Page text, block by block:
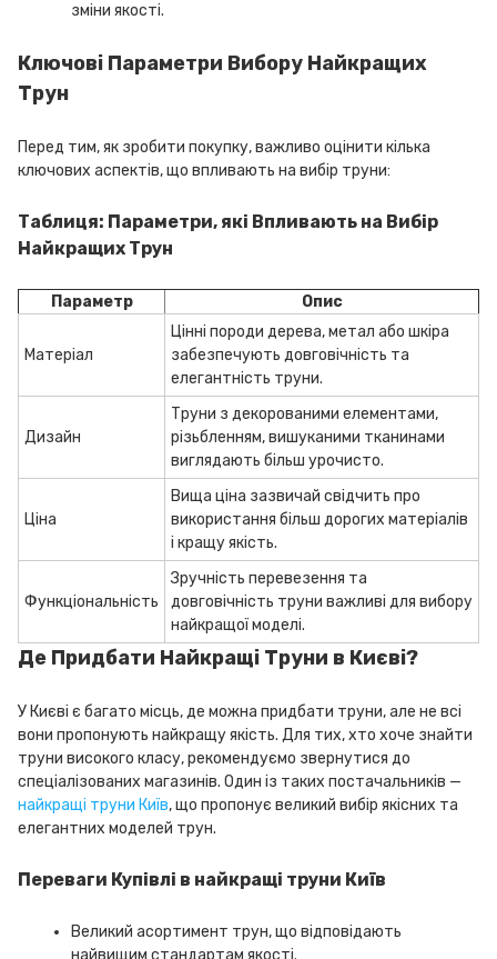
зміни якості.
Ключові Параметри Вибору Найкращих
Трун
Перед тим, як зробити покупку, важливо оцінити кілька
ключових аспектів, що впливають на вибір труни:
Таблиця: Параметри, які Впливають на Вибір
Найкращих Трун
Параметр Опис
Матеріал
Цінні породи дерева, метал або шкіра
забезпечують довговічність та
елегантність труни.
Дизайн
Труни з декорованими елементами,
різьбленням, вишуканими тканинами
виглядають більш урочисто.
Ціна
Вища ціна зазвичай свідчить про
використання більш дорогих матеріалів
і кращу якість.
Функціональність
Зручність перевезення та
довговічність труни важливі для вибору
найкращої моделі.
Де Придбати Найкращі Труни в Києві?
У Києві є багато місць, де можна придбати труни, але не всі
вони пропонують найкращу якість. Для тих, хто хоче знайти
труни високого класу, рекомендуємо звернутися до
спеціалізованих магазинів. Один із таких постачальників —
найкращі труни Київ, що пропонує великий вибір якісних та
елегантних моделей трун.
Переваги Купівлі в найкращі труни Київ
Великий асортимент трун, що відповідають
найвищим стандартам якості.